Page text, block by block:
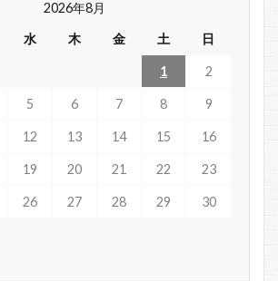
2026年8月
水 木 金 土 日
1 2
5 6 7 8 9
12 13 14 15 16
19 20 21 22 23
26 27 28 29 30